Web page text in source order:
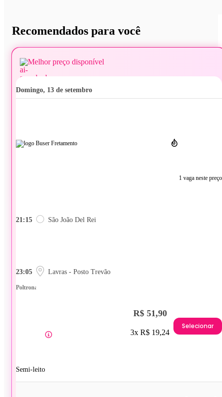
Recomendados para você
Melhor preço disponível
domingo, 13 de setembro
1 vaga neste preço
21:15 São João Del Rei
23:05 Lavras - Posto Trevão
Poltrona
Semi-leito
R$ 51,90
3x R$ 19,24
Selecionar